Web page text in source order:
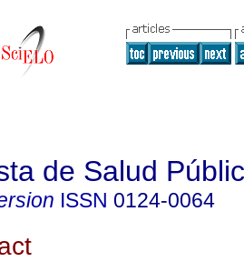
de Salud
ISSN 0124-0064